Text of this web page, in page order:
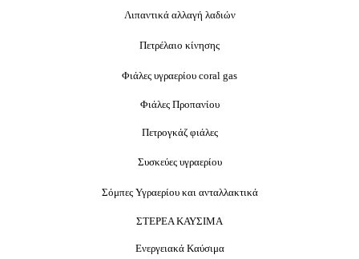
Λιπαντικά αλλαγή λαδιών
Πετρέλαιο κίνησης
Φιάλες υγραερίου coral gas
Φιάλες Προπανίου
Πετρογκάζ φιάλες
Συσκεύες υγραερίου
Σόμπες Υγραερίου και ανταλλακτικά
ΣΤΕΡΕΑ ΚΑΥΣΙΜΑ
Ενεργειακά Καύσιμα